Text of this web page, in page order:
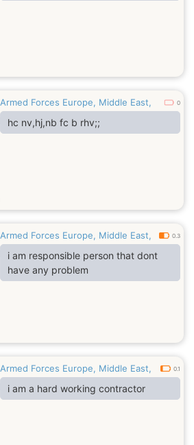
Armed Forces Europe, Middle East, 0
hc nv,hj,nb fc b rhv;;
Armed Forces Europe, Middle East, 0.3
i am responsible person that dont
have any problem
Armed Forces Europe, Middle East, 0.1
i am a hard working contractor